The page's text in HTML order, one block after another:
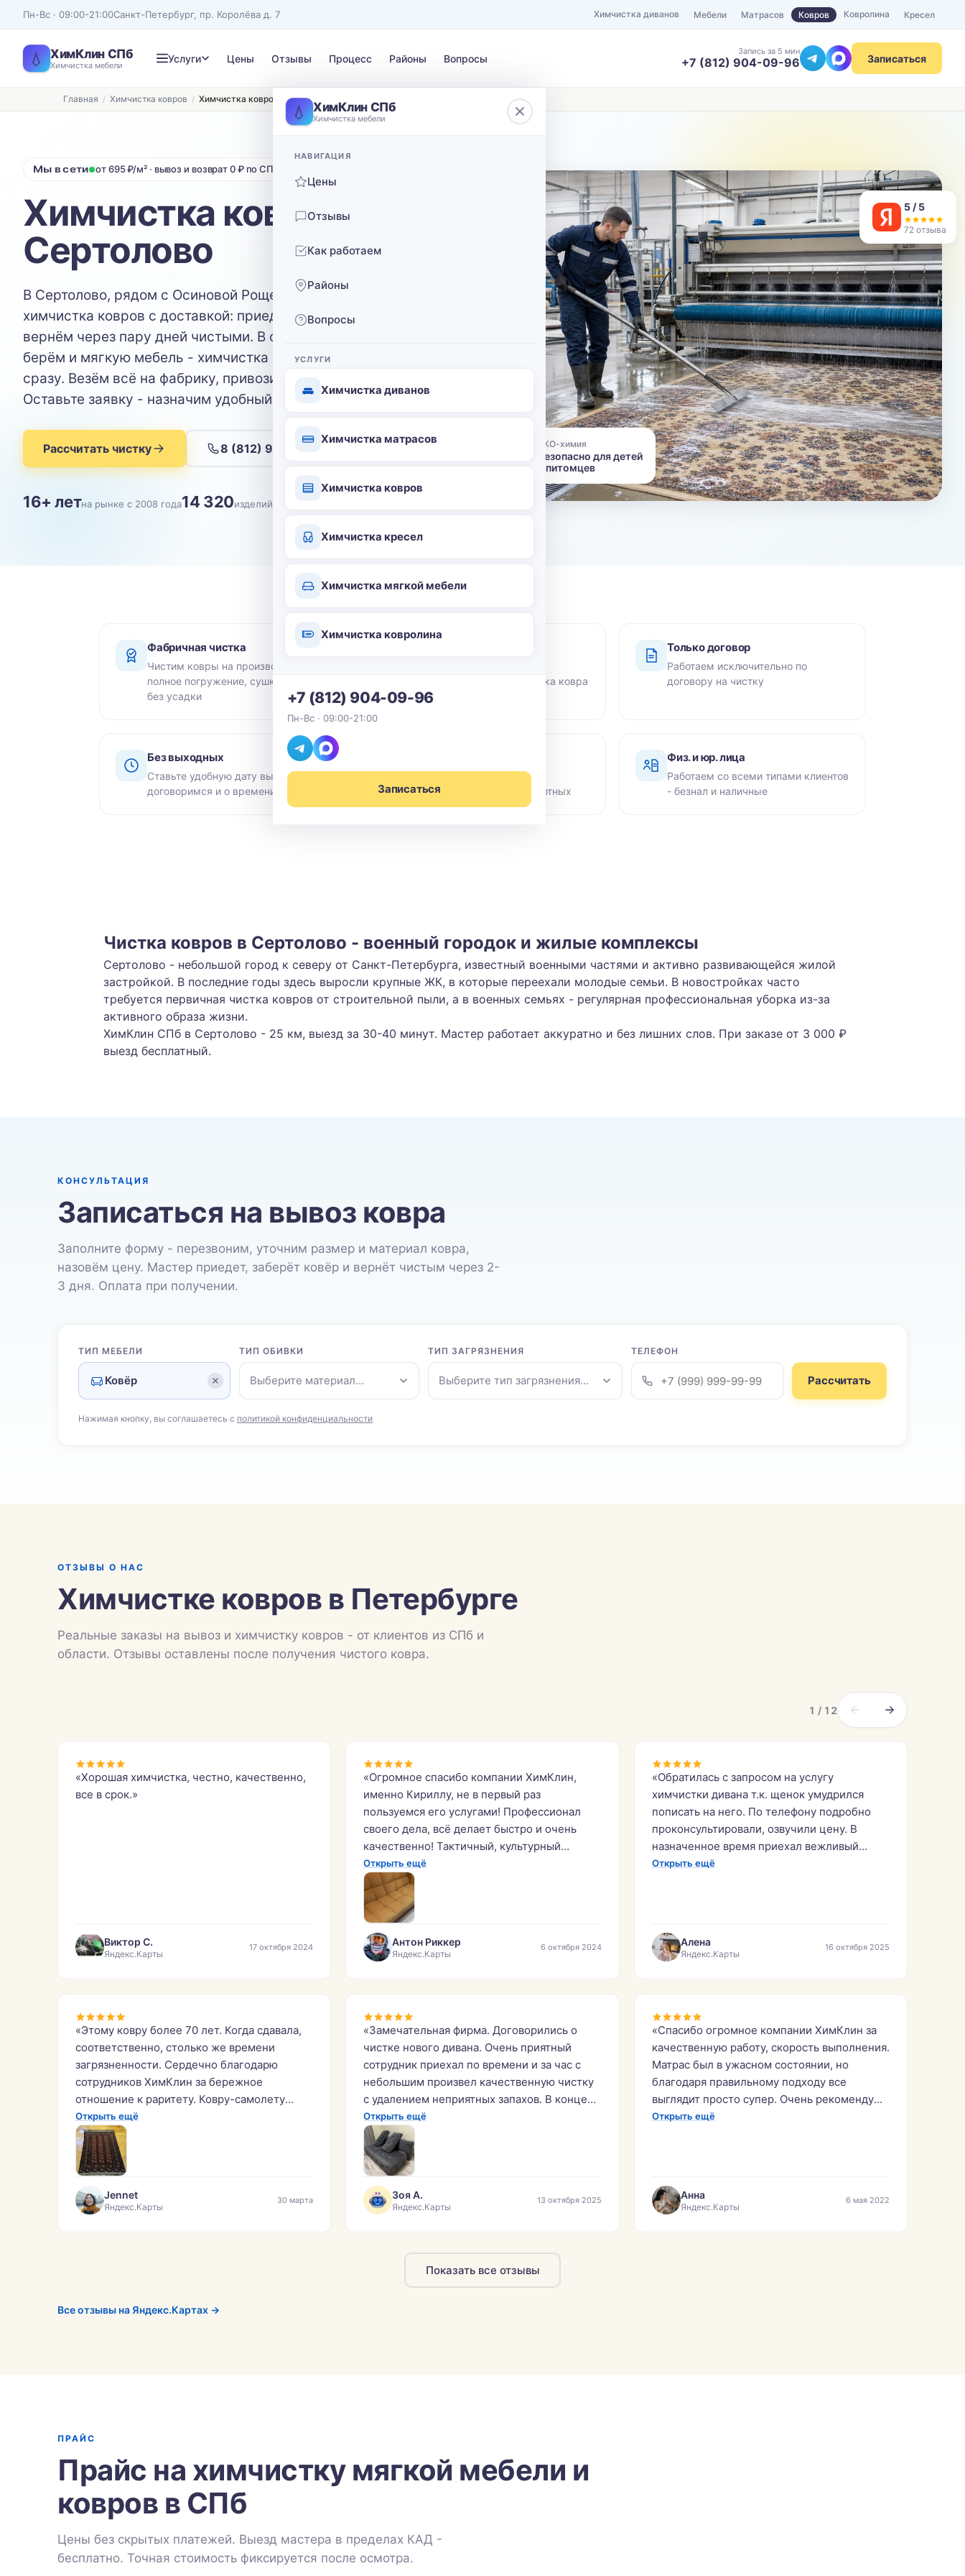
Пн-Вс · 09:00-21:00Санкт-Петербург, пр. Королёва д. 7 Химчистка диванов Мебели Матрасов Ковров Ковролина Кресел
💧 ХимКлин СПб
Химчистка мебели
Услуги Цены Отзывы Процесс Районы Вопросы
Запись за 5 мин
+7 (812) 904-09-96 Записаться
Записаться на химчистку
Диван Выберите ткань… Выберите загрязнение… Отправить
Нажимая кнопку, вы соглашаетесь с политикой конфиденциальности
💧 ХимКлин СПб
Химчистка мебели
НАВИГАЦИЯ
Цены
Отзывы
Как работаем
Районы
Вопросы
УСЛУГИ
Химчистка диванов
Химчистка матрасов
Химчистка ковров
Химчистка кресел
Химчистка мягкой мебели
Химчистка ковролина
+7 (812) 904-09-96
Пн-Вс · 09:00-21:00
Записаться
Главная Химчистка ковров Химчистка ковров в Сертолово
Мы в сети от 695 ₽/м² · вывоз и возврат 0 ₽ по СПб · по ЛО 40 ₽/км от КАД
Химчистка ковров в
Сертолово
В Сертолово, рядом с Осиновой Рощей, работает
химчистка ковров с доставкой: приедем, заберём и
вернём через пару дней чистыми. В одном выезде
берём и мягкую мебель - химчистка ковров и мебели
сразу. Везём всё на фабрику, привозим обратно.
Оставьте заявку - назначим удобный день.
Рассчитать чистку 8 (812) 904-09-96
16+ летна рынке с 2008 года14 320изделий почищено
ЭКО-химия
Безопасно для детей
и питомцев
5 / 5
72 отзыва
Фабричная чистка
Чистим ковры на производстве -
полное погружение, сушка на раме,
без усадки
бесплатный вывоз и доставка ковра
Только договор
Работаем исключительно по
договору на чистку
Без выходных
Ставьте удобную дату вывоза -
договоримся и о времени возврата
Гипоаллергенные средства,
безопасно для детей и животных
Физ. и юр. лица
Работаем со всеми типами клиентов
- безнал и наличные
Чистка ковров в Сертолово - военный городок и жилые комплексы
Сертолово - небольшой город к северу от Санкт-Петербурга, известный военными частями и активно развивающейся жилой
застройкой. В последние годы здесь выросли крупные ЖК, в которые переехали молодые семьи. В новостройках часто
требуется первичная чистка ковров от строительной пыли, а в военных семьях - регулярная профессиональная уборка из-за
активного образа жизни.
ХимКлин СПб в Сертолово - 25 км, выезд за 30-40 минут. Мастер работает аккуратно и без лишних слов. При заказе от 3 000 ₽
выезд бесплатный.
КОНСУЛЬТАЦИЯ
Записаться на вывоз ковра
Заполните форму - перезвоним, уточним размер и материал ковра,
назовём цену. Мастер приедет, заберёт ковёр и вернёт чистым через 2-
3 дня. Оплата при получении.
ТИП МЕБЕЛИ
Ковёр
ТИП ОБИВКИ
Выберите материал…
ТИП ЗАГРЯЗНЕНИЯ
Выберите тип загрязнения…
ТЕЛЕФОН
Рассчитать
Нажимая кнопку, вы соглашаетесь с политикой конфиденциальности
ОТЗЫВЫ О НАС
Химчистке ковров в Петербурге
Реальные заказы на вывоз и химчистку ковров - от клиентов из СПб и
области. Отзывы оставлены после получения чистого ковра.
1 / 12
«Хорошая химчистка, честно, качественно,
все в срок.»
Виктор С.
Яндекс.Карты
17 октября 2024
«Огромное спасибо компании ХимКлин,
именно Кириллу, не в первый раз
пользуемся его услугами! Профессионал
своего дела, всё делает быстро и очень
качественно! Тактичный, культурный
молодой человек, что сейчас не часто!
Всем кто хочет получить услугу
качественно — рекомендую!»
Открыть ещё
Антон Риккер
Яндекс.Карты
6 октября 2024
«Обратилась с запросом на услугу
химчистки дивана т.к. щенок умудрился
пописать на него. По телефону подробно
проконсультировали, озвучили цену. В
назначенное время приехал вежливый
сотрудник, все почистил (заняло примерно
Фирму рекомендую.»
Открыть ещё
Алена
Яндекс.Карты
16 октября 2025
«Этому ковру более 70 лет. Когда сдавала,
соответственно, столько же времени
загрязненности. Сердечно благодарю
сотрудников ХимКлин за бережное
отношение к раритету. Ковру-самолету
вернули вторую жизнь!»
Открыть ещё
Jennet
Яндекс.Карты
30 марта
«Замечательная фирма. Договорились о
чистке нового дивана. Очень приятный
сотрудник приехал по времени и за час с
небольшим произвел качественную чистку
с удалением неприятных запахов. В конце
процесса можно увидеть, какая грязная
вода после мытья! Это говорит о том, что
даже новые предметы мебели нуждаются в
мойке. Благодарю данную компанию,
Кирилла лично и рекомендую всем, кому
нужно качественное очищение
Открыть ещё
Зоя А.
Яндекс.Карты
13 октября 2025
«Спасибо огромное компании ХимКлин за
качественную работу, скорость выполнения.
Матрас был в ужасном состоянии, но
благодаря правильному подходу все
выглядит просто супер. Очень рекомендую
данных специалистов!»
Открыть ещё
Анна
Яндекс.Карты
6 мая 2022
Показать все отзывы
Все отзывы на Яндекс.Картах →
ПРАЙС
Прайс на химчистку мягкой мебели и
ковров в СПб
Цены без скрытых платежей. Выезд мастера в пределах КАД -
бесплатно. Точная стоимость фиксируется после осмотра.